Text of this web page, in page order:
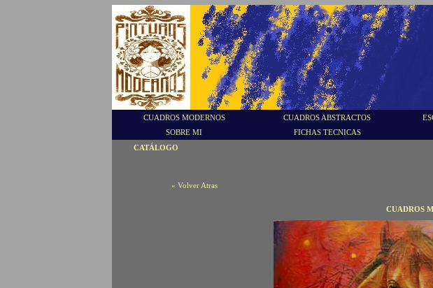
CUADROS MODERNOS CUADROS ABSTRACTOS
SOBRE MI
FICHAS TECNICAS
CATÁLOGO
« Volver Atras
CUADROS